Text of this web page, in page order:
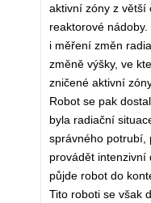
aktivní zóny z větší
reaktorové
i měření změn
změně výšky, ve
zničené aktivní
Robot se pak
byla radiační
správného potrubí,
provádět intenzivní
půjde robot do
Tito roboti se však